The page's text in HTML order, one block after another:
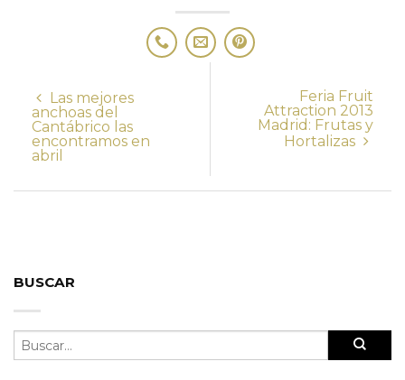
Las mejores
anchoas del
Cantábrico las
encontramos en
abril
Feria Fruit
Attraction 2013
Madrid: Frutas y
Hortalizas
BUSCAR